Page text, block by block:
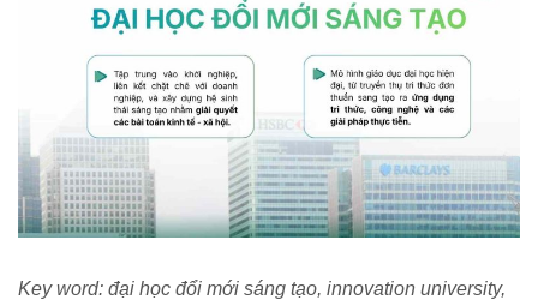
Key word: đại học đổi mới sáng tạo, innovation university,